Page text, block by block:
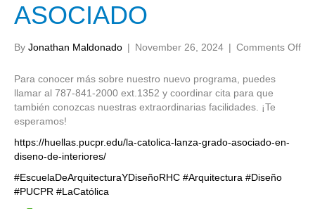
ASOCIADO
By Jonathan Maldonado | November 26, 2024 | Comments Offon
Para conocer más sobre nuestro nuevo programa, puedes
llamar al 787-841-2000 ext.1352 y coordinar cita para que
también conozcas nuestras extraordinarias facilidades. ¡Te
esperamos!
https://huellas.pucpr.edu/la-catolica-lanza-grado-asociado-en-
diseno-de-interiores/
#EscuelaDeArquitecturaYDiseñoRHC #Arquitectura #Diseño
#PUCPR #LaCatólica